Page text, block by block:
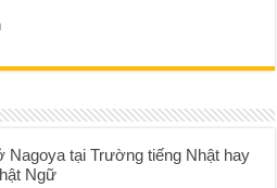
Nagoya tại Trường tiếng Nhật hay
Ngữ